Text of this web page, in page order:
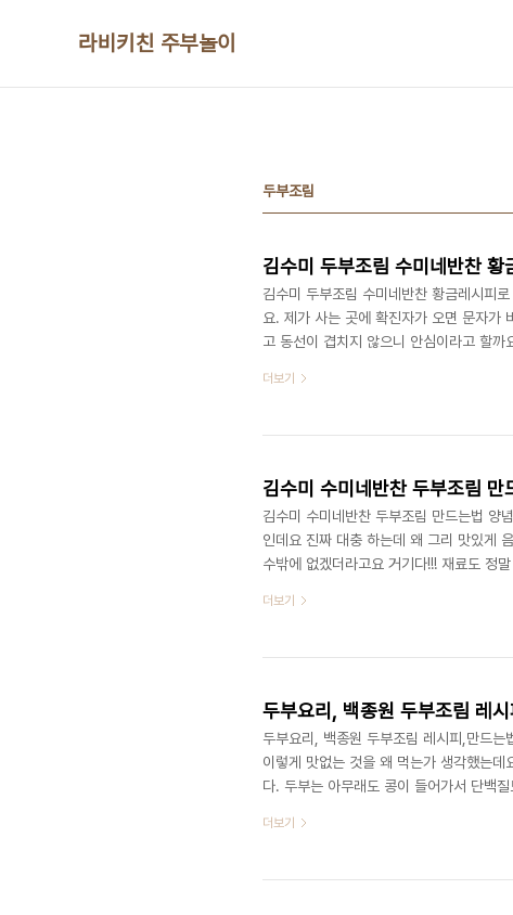
라비키친 주부놀이
두부조림
김수미 두부조림 수미네반찬 황
김수미 두부조림 수미네반찬 황금레시피
요. 제가 사는 곳에 확진자가 오면 문자가
고 동선이 겹치지 않으니 안심이라고 할
도 하니 즐기기로 마음먹었답니다. ​오늘
가 맛있어서 늘 좋다고 할까요? 만들기도
더보기
김수미 수미네반찬 두부조림 만
김수미 수미네반찬 두부조림 만드는법 양
인데요 진짜 대충 하는데 왜 그리 맛있게
수밖에 없겠더라고요 거기다!!! 재료도 정
부 익히고 거기다 양념장을 올려서 조리
(1) 참기름(1), 양조간장(3),다진 마늘(1/
더보기
두부요리, 백종원 두부조림 레
두부요리, 백종원 두부조림 레시피,만드
이렇게 맛없는 것을 왜 먹는가 생각했는
다. 두부는 아무래도 콩이 들어가서 단백
부님의 레시피로 만들었는데 간단하기도
참치 작은 것 1캔, 양파 1/2개, 대파 1/2대
더보기